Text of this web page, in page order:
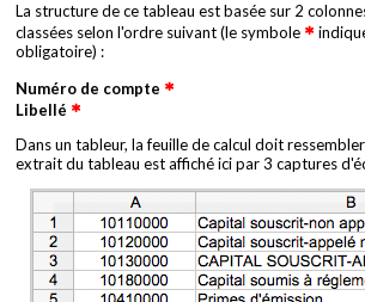
La structure de ce tableau est basée sur 2
classées selon l'ordre suivant (le symbole
obligatoire) :
Numéro de compte
Libellé
Dans un tableur, la feuille de calcul doit
extrait du tableau est affiché ici par 3 captures